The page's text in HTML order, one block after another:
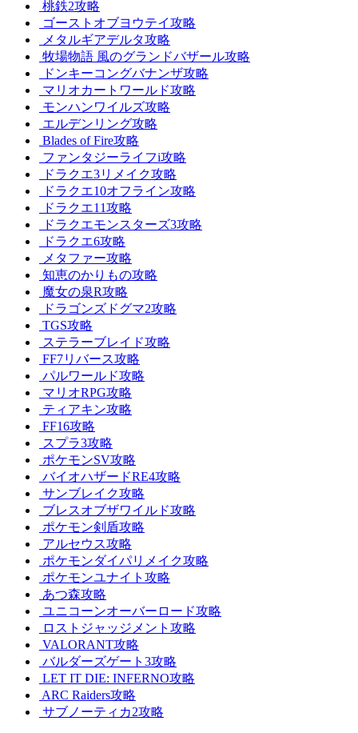
桃鉄2攻略
ゴーストオブヨウテイ攻略
メタルギアデルタ攻略
牧場物語 風のグランドバザール攻略
ドンキーコングバナンザ攻略
マリオカートワールド攻略
モンハンワイルズ攻略
エルデンリング攻略
Blades of Fire攻略
ファンタジーライフi攻略
ドラクエ3リメイク攻略
ドラクエ10オフライン攻略
ドラクエ11攻略
ドラクエモンスターズ3攻略
ドラクエ6攻略
メタファー攻略
知恵のかりもの攻略
魔女の泉R攻略
ドラゴンズドグマ2攻略
TGS攻略
ステラーブレイド攻略
FF7リバース攻略
パルワールド攻略
マリオRPG攻略
ティアキン攻略
FF16攻略
スプラ3攻略
ポケモンSV攻略
バイオハザードRE4攻略
サンブレイク攻略
ブレスオブザワイルド攻略
ポケモン剣盾攻略
アルセウス攻略
ポケモンダイパリメイク攻略
ポケモンユナイト攻略
あつ森攻略
ユニコーンオーバーロード攻略
ロストジャッジメント攻略
VALORANT攻略
バルダーズゲート3攻略
LET IT DIE: INFERNO攻略
ARC Raiders攻略
サブノーティカ2攻略